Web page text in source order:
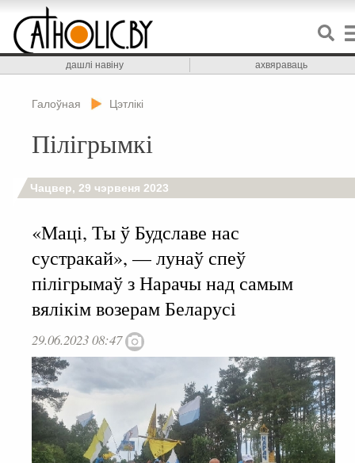
дашлі навіну ахвяраваць
Галоўная Цэтлікі
Пілігрымкі
Чацвер, 29 чэрвеня 2023
«Маці, Ты ў Будславе нас
сустракай», — лунаў спеў
пілігрымаў з Нарачы над самым
вялікім возерам Беларусі
29.06.2023 08:47